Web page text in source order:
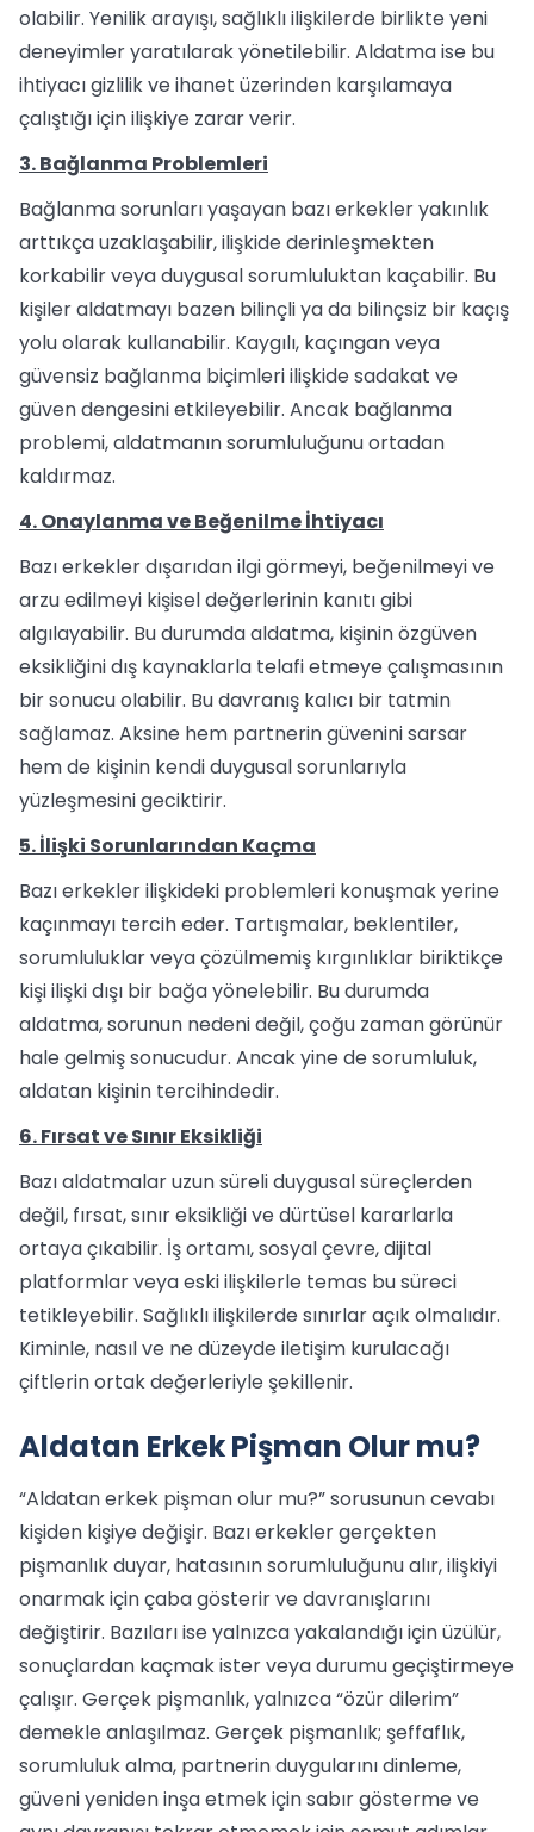
olabilir. Yenilik arayışı, sağlıklı ilişkilerde birlikte yeni
deneyimler yaratılarak yönetilebilir. Aldatma ise bu
ihtiyacı gizlilik ve ihanet üzerinden karşılamaya
çalıştığı için ilişkiye zarar verir.
3. Bağlanma Problemleri
Bağlanma sorunları yaşayan bazı erkekler yakınlık
arttıkça uzaklaşabilir, ilişkide derinleşmekten
korkabilir veya duygusal sorumluluktan kaçabilir. Bu
kişiler aldatmayı bazen bilinçli ya da bilinçsiz bir kaçış
yolu olarak kullanabilir. Kaygılı, kaçıngan veya
güvensiz bağlanma biçimleri ilişkide sadakat ve
güven dengesini etkileyebilir. Ancak bağlanma
problemi, aldatmanın sorumluluğunu ortadan
kaldırmaz.
4. Onaylanma ve Beğenilme İhtiyacı
Bazı erkekler dışarıdan ilgi görmeyi, beğenilmeyi ve
arzu edilmeyi kişisel değerlerinin kanıtı gibi
algılayabilir. Bu durumda aldatma, kişinin özgüven
eksikliğini dış kaynaklarla telafi etmeye çalışmasının
bir sonucu olabilir. Bu davranış kalıcı bir tatmin
sağlamaz. Aksine hem partnerin güvenini sarsar
hem de kişinin kendi duygusal sorunlarıyla
yüzleşmesini geciktirir.
5. İlişki Sorunlarından Kaçma
Bazı erkekler ilişkideki problemleri konuşmak yerine
kaçınmayı tercih eder. Tartışmalar, beklentiler,
sorumluluklar veya çözülmemiş kırgınlıklar biriktikçe
kişi ilişki dışı bir bağa yönelebilir. Bu durumda
aldatma, sorunun nedeni değil, çoğu zaman görünür
hale gelmiş sonucudur. Ancak yine de sorumluluk,
aldatan kişinin tercihindedir.
6. Fırsat ve Sınır Eksikliği
Bazı aldatmalar uzun süreli duygusal süreçlerden
değil, fırsat, sınır eksikliği ve dürtüsel kararlarla
ortaya çıkabilir. İş ortamı, sosyal çevre, dijital
platformlar veya eski ilişkilerle temas bu süreci
tetikleyebilir. Sağlıklı ilişkilerde sınırlar açık olmalıdır.
Kiminle, nasıl ve ne düzeyde iletişim kurulacağı
çiftlerin ortak değerleriyle şekillenir.
Aldatan Erkek Pişman Olur mu?
“Aldatan erkek pişman olur mu?” sorusunun cevabı
kişiden kişiye değişir. Bazı erkekler gerçekten
pişmanlık duyar, hatasının sorumluluğunu alır, ilişkiyi
onarmak için çaba gösterir ve davranışlarını
değiştirir. Bazıları ise yalnızca yakalandığı için üzülür,
sonuçlardan kaçmak ister veya durumu geçiştirmeye
çalışır. Gerçek pişmanlık, yalnızca “özür dilerim”
demekle anlaşılmaz. Gerçek pişmanlık; şeffaflık,
sorumluluk alma, partnerin duygularını dinleme,
güveni yeniden inşa etmek için sabır gösterme ve